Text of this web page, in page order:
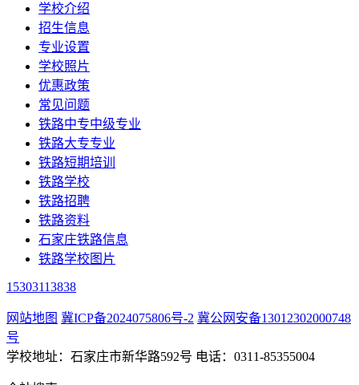
学校介绍
招生信息
专业设置
学校照片
优惠政策
常见问题
铁路中专中级专业
铁路大专专业
铁路短期培训
铁路学校
铁路招聘
铁路资料
石家庄铁路信息
铁路学校图片
15303113838
网站地图 冀ICP备2024075806号-2 冀公网安备13012302000748
号
学校地址：石家庄市新华路592号 电话：0311-85355004